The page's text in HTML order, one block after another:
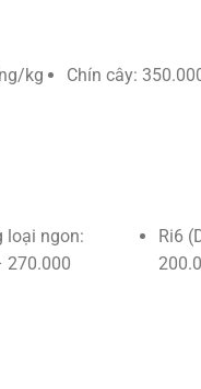
kg Chín cây:
loại ngon:
270.000
Ri6